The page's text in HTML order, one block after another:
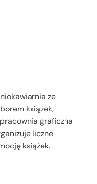
ze
książek,
graficzna
liczne
książek.